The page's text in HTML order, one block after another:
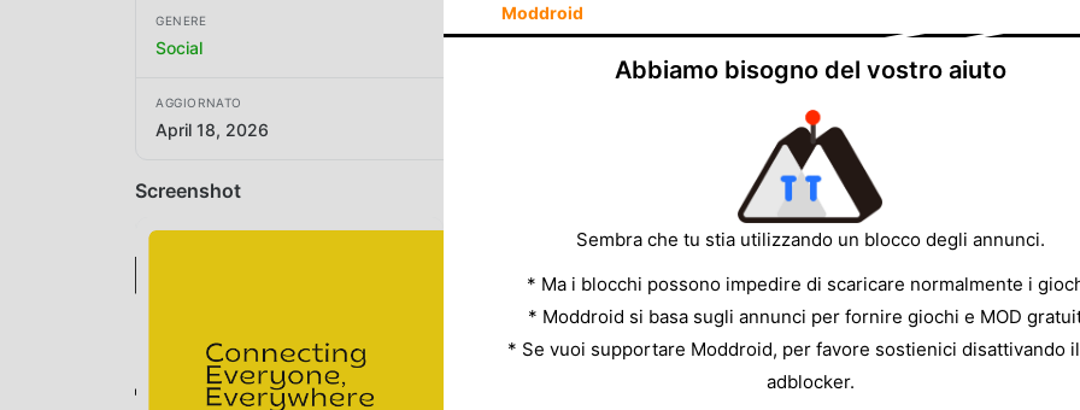
GENERE
Social
AGGIORNATO
April 18, 2026
Screenshot
Moddroid
Abbiamo bisogno del vostro aiuto
Sembra che tu stia utilizzando un blocco degli annunci.
* Ma i blocchi possono impedire di scaricare normalmente i
* Moddroid si basa sugli annunci per fornire giochi e MOD
* Se vuoi supportare Moddroid, per favore sostienici disattivando
adblocker.